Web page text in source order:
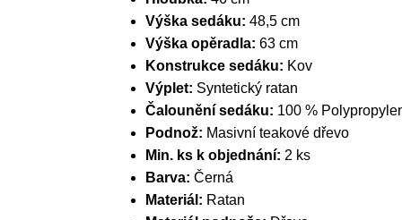
Výška sedáku: 48,5 cm
Výška opěradla: 63 cm
Konstrukce sedáku: Kov
Výplet: Syntetický ratan
Čalounění sedáku: 100 %
Podnož: Masivní teakové dřevo
Min. ks k objednání: 2 ks
Barva: Černá
Materiál: Ratan